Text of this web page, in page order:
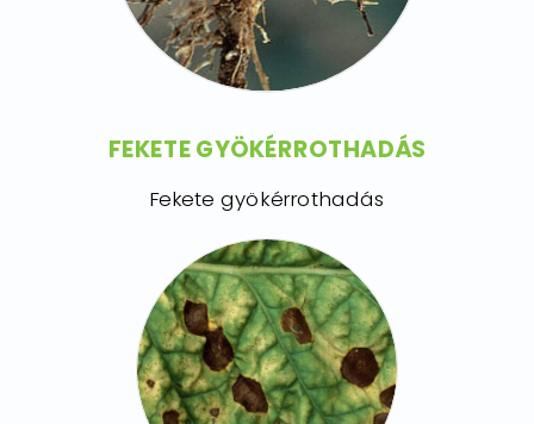
FEKETE GYÖKÉRROTHADÁS
Fekete gyökérrothadás